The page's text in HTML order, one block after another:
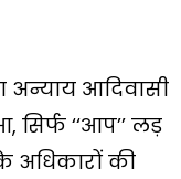
आदिवासी
‘‘आप’’ लड़
अधिकारों की